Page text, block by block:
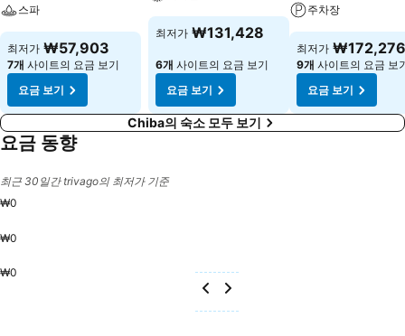
스파
최저가 ₩57,903
7개 사이트의 요금 보기
요금 보기
최저가 ₩131,428
6개 사이트의 요금 보기
요금 보기
주차장
최저가 ₩172,276
9개 사이트의 요금 보
요금 보기
Chiba의 숙소 모두 보기
요금 동향
최근 30일간 trivago의 최저가 기준
₩0
₩0
₩0